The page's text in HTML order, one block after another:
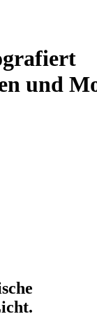
und